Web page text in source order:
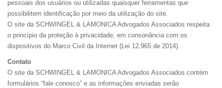
pessoais dos usuários ou utilizadas quaisquer ferramentas que
possibilitem identificação por meio da utilização do site.
O site da SCHWINGEL & LAMONICA Advogados Associados respeita
o princípio da proteção à privacidade, em consonância com os
dispositivos do Marco Civil da Internet (Lei 12.965 de 2014).
Contato
O site da SCHWINGEL & LAMONICA Advogados Associados contém
formulários “fale conosco” e as informações enviadas serão